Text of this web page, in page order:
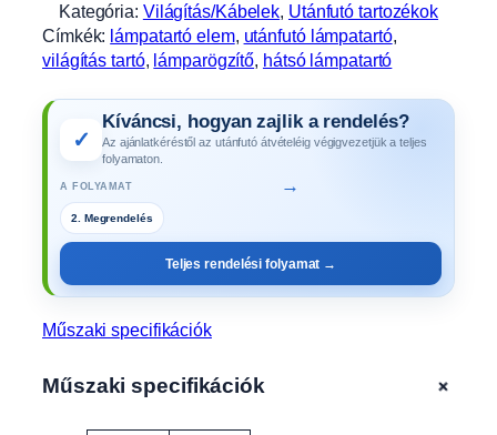
ó
C
v
k
i
Kategória: Világítás/Kábelek, Utánfutó tartozékok
Címkék: lámpatartó elem, utánfutó lámpatartó
világítás tartó, lámparögzítő, hátsó lámpatartó
✓
Kíváncsi, hogyan zajlik a rendelés?
Az ajánlatkéréstől az utánfutó átvételéig végigvezetjük a teljes
folyamaton.
A FOLYAMAT →
2. Megrendelés
Teljes rendelési folyamat →
Műszaki specifikációk
Műszaki specifikációk +